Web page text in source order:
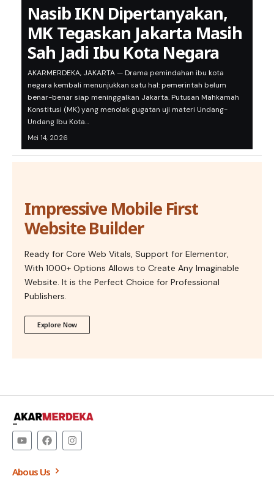
Nasib IKN Dipertanyakan,
MK Tegaskan Jakarta Masih
Sah Jadi Ibu Kota Negara
AKARMERDEKA, JAKARTA — Drama pemindahan ibu kota
negara kembali menunjukkan satu hal: pemerintah belum
benar-benar siap meninggalkan Jakarta. Putusan Mahkamah
Konstitusi (MK) yang menolak gugatan uji materi Undang-
Undang Ibu Kota…
Mei 14, 2026
Impressive Mobile First
Website Builder
Ready for Core Web Vitals, Support for Elementor,
With 1000+ Options Allows to Create Any Imaginable
Website. It is the Perfect Choice for Professional
Publishers.
Explore Now
–
Abous Us